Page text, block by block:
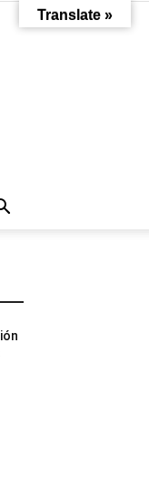
Translate »